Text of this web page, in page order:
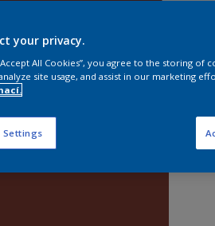
your privacy.
All Cookies”, you agree to the storing of
site usage, and assist in our marketing
Settings